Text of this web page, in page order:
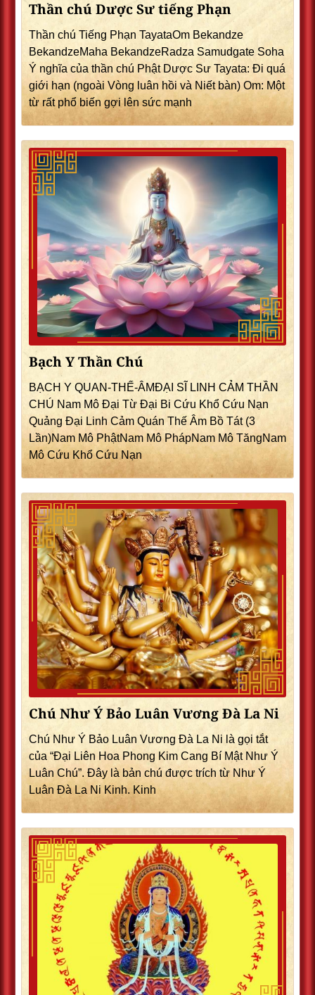
Thần chú Dược Sư tiếng Phạn
Thần chú Tiếng Phạn TayataOm Bekandze
BekandzeMaha BekandzeRadza Samudgate Soha
Ý nghĩa của thần chú Phật Dược Sư Tayata: Đi quá
giới hạn (ngoài Vòng luân hồi và Niết bàn) Om: Một
từ rất phổ biến gợi lên sức mạnh
Bạch Y Thần Chú
BẠCH Y QUAN-THẾ-ÂMĐẠI SĨ LINH CẢM THẦN
CHÚ Nam Mô Đại Từ Đại Bi Cứu Khổ Cứu Nạn
Quảng Đại Linh Cảm Quán Thế Âm Bồ Tát (3
Lần)Nam Mô PhậtNam Mô PhápNam Mô TăngNam
Mô Cứu Khổ Cứu Nạn
Chú Như Ý Bảo Luân Vương Đà La Ni
Chú Như Ý Bảo Luân Vương Đà La Ni là gọi tắt
của “Đại Liên Hoa Phong Kim Cang Bí Mật Như Ý
Luân Chú”. Đây là bản chú được trích từ Như Ý
Luân Đà La Ni Kinh. Kinh